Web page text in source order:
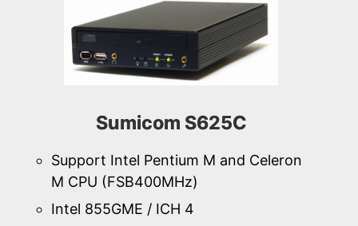
Sumicom S625C
Support Intel Pentium M and Celeron
M CPU (FSB400MHz)
Intel 855GME / ICH 4